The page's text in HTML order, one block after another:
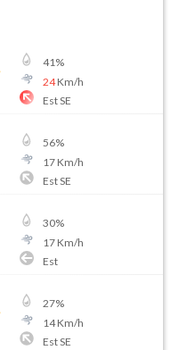
41%
24Km/h
Est SE
56%
17Km/h
Est SE
30%
17Km/h
Est
27%
14Km/h
Est SE